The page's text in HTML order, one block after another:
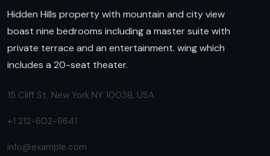
Hidden Hills property with mountain and city view
boast nine bedrooms including a master suite with
private terrace and an entertainment. wing which
includes a 20-seat theater.
15 Cliff St, New York NY 10038, USA
+1 212-602-9641
info@example.com